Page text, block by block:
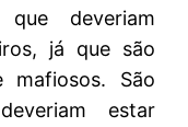
que deveriam
já que são
São
estar